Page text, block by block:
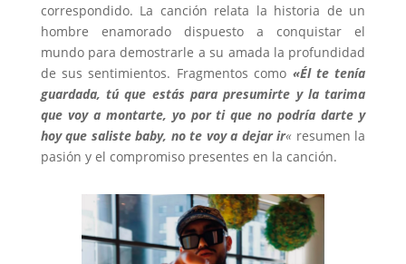
correspondido. La canción relata la historia de un
hombre enamorado dispuesto a conquistar el
mundo para demostrarle a su amada la profundidad
de sus sentimientos. Fragmentos como «Él te tenía
guardada, tú que estás para presumirte y la tarima
que voy a montarte, yo por ti que no podría darte y
hoy que saliste baby, no te voy a dejar ir« resumen la
pasión y el compromiso presentes en la canción.